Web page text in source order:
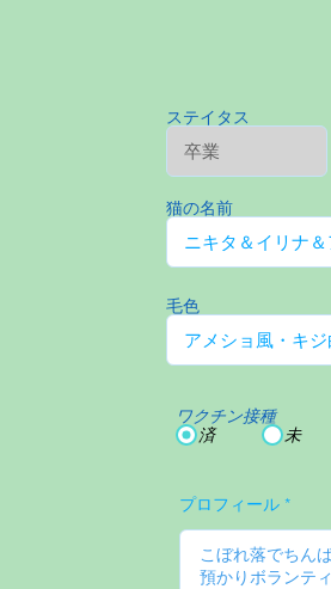
ステイタス
猫の名前
毛色
ワクチン接種
済
未
プロフィール